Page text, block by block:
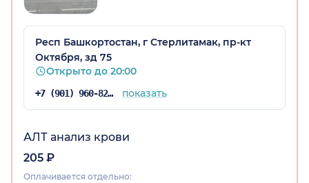
Респ Башкортостан, г Стерлитамак, пр-кт
Октября, зд 75
Открыто до 20:00
+7 (901) 960-82-86 показать
АЛТ анализ крови
205 ₽
Оплачивается отдельно: